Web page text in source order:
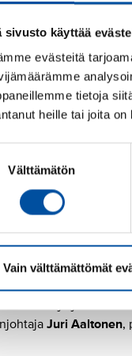
sivusto käyttää
evästeitä
tietoja
heille tai joita
Välttämätön
Vain välttämättömät
naisvaltaisia
raskaus- ja
työskentelee noin
Jyty,
Sosiaalialan
uudesta
SuPerin
JHL:n
ammattijärjestö
Juri Aaltonen,